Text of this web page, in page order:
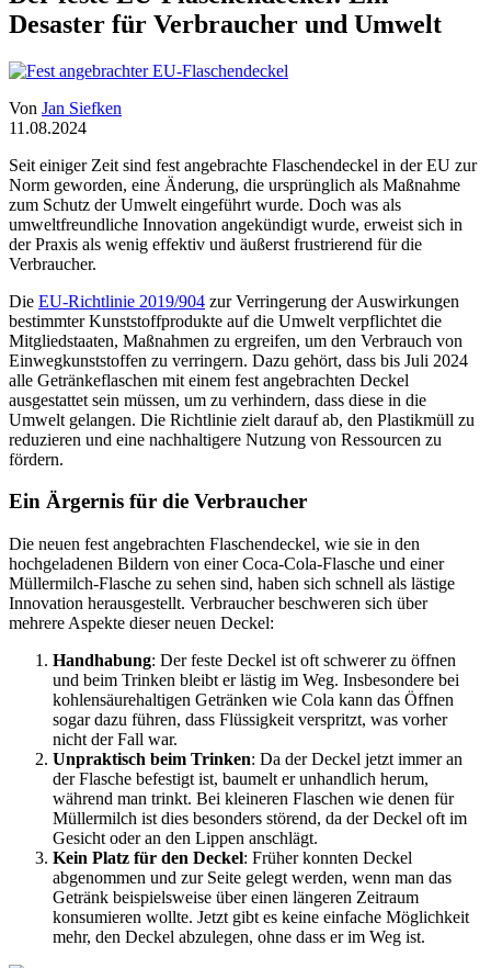
Desaster für Verbraucher und Umwelt
Von Jan Siefken
11.08.2024
Seit einiger Zeit sind fest angebrachte Flaschendeckel in der EU zur
Norm geworden, eine Änderung, die ursprünglich als Maßnahme
zum Schutz der Umwelt eingeführt wurde. Doch was als
umweltfreundliche Innovation angekündigt wurde, erweist sich in
der Praxis als wenig effektiv und äußerst frustrierend für die
Verbraucher.
Die EU-Richtlinie 2019/904 zur Verringerung der Auswirkungen
bestimmter Kunststoffprodukte auf die Umwelt verpflichtet die
Mitgliedstaaten, Maßnahmen zu ergreifen, um den Verbrauch von
Einwegkunststoffen zu verringern. Dazu gehört, dass bis Juli 2024
alle Getränkeflaschen mit einem fest angebrachten Deckel
ausgestattet sein müssen, um zu verhindern, dass diese in die
Umwelt gelangen. Die Richtlinie zielt darauf ab, den Plastikmüll zu
reduzieren und eine nachhaltigere Nutzung von Ressourcen zu
fördern.
Ein Ärgernis für die Verbraucher
Die neuen fest angebrachten Flaschendeckel, wie sie in den
hochgeladenen Bildern von einer Coca-Cola-Flasche und einer
Müllermilch-Flasche zu sehen sind, haben sich schnell als lästige
Innovation herausgestellt. Verbraucher beschweren sich über
mehrere Aspekte dieser neuen Deckel:
Handhabung: Der feste Deckel ist oft schwerer zu öffnen
und beim Trinken bleibt er lästig im Weg. Insbesondere bei
kohlensäurehaltigen Getränken wie Cola kann das Öffnen
sogar dazu führen, dass Flüssigkeit verspritzt, was vorher
nicht der Fall war.
Unpraktisch beim Trinken: Da der Deckel jetzt immer an
der Flasche befestigt ist, baumelt er unhandlich herum,
während man trinkt. Bei kleineren Flaschen wie denen für
Müllermilch ist dies besonders störend, da der Deckel oft im
Gesicht oder an den Lippen anschlägt.
Kein Platz für den Deckel: Früher konnten Deckel
abgenommen und zur Seite gelegt werden, wenn man das
Getränk beispielsweise über einen längeren Zeitraum
konsumieren wollte. Jetzt gibt es keine einfache Möglichkeit
mehr, den Deckel abzulegen, ohne dass er im Weg ist.